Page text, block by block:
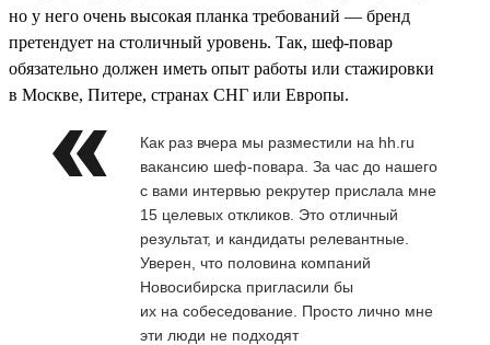
но у него очень высокая планка требований — бренд
претендует на столичный уровень. Так, шеф-повар
обязательно должен иметь опыт работы или стажировки
в Москве, Питере, странах СНГ или Европы.
Как раз вчера мы разместили на hh.ru
вакансию шеф-повара. За час до нашего
с вами интервью рекрутер прислала мне
15 целевых откликов. Это отличный
результат, и кандидаты релевантные.
Уверен, что половина компаний
Новосибирска пригласили бы
их на собеседование. Просто лично мне
эти люди не подходят